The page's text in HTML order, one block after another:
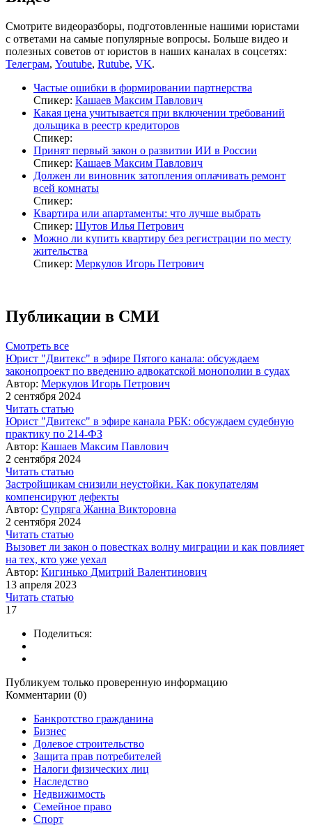
Смотрите видеоразборы, подготовленные нашими юристами
с ответами на самые популярные вопросы. Больше видео и
полезных советов от юристов в наших каналах в соцсетях:
Телеграм, Youtube, Rutube, VK.
Частые ошибки в формировании партнерства
Спикер: Кашаев Максим Павлович
Какая цена учитывается при включении требований
дольщика в реестр кредиторов
Спикер:
Принят первый закон о развитии ИИ в России
Спикер: Кашаев Максим Павлович
Должен ли виновник затопления оплачивать ремонт
всей комнаты
Спикер:
Квартира или апартаменты: что лучше выбрать
Спикер: Шутов Илья Петрович
Можно ли купить квартиру без регистрации по месту
жительства
Спикер: Меркулов Игорь Петрович
Публикации в СМИ
Смотреть все
Юрист "Двитекс" в эфире Пятого канала: обсуждаем
законопроект по введению адвокатской монополии в судах
Автор: Меркулов Игорь Петрович
2 сентября 2024
Читать статью
Юрист "Двитекс" в эфире канала РБК: обсуждаем судебную
практику по 214-ФЗ
Автор: Кашаев Максим Павлович
2 сентября 2024
Читать статью
Застройщикам снизили неустойки. Как покупателям
компенсируют дефекты
Автор: Супряга Жанна Викторовна
2 сентября 2024
Читать статью
Вызовет ли закон о повестках волну миграции и как повлияет
на тех, кто уже уехал
Автор: Кигинько Дмитрий Валентинович
13 апреля 2023
Читать статью
17
Поделиться:
Публикуем только проверенную информацию
Комментарии (0)
Банкротство гражданина
Бизнес
Долевое строительство
Защита прав потребителей
Налоги физических лиц
Наследство
Недвижимость
Семейное право
Спорт